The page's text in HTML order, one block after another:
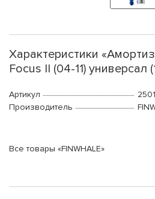
Характеристики
Focus II (04-11) универсал
Артикул
Производитель
Все товары «FINWHALE»